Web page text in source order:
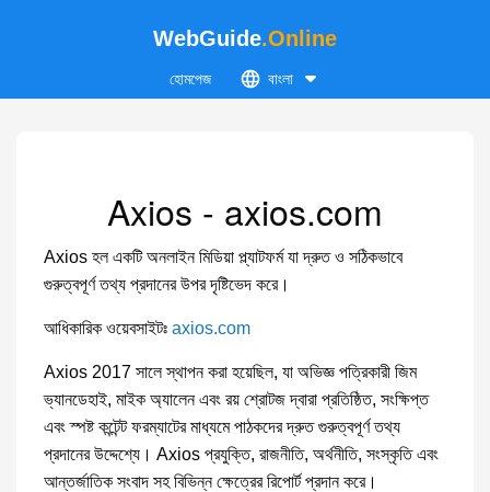
WebGuide.Online
হোমপেজ বাংলা
Axios - axios.com
Axios হল একটি অনলাইন মিডিয়া প্ল্যাটফর্ম যা দ্রুত ও সঠিকভাবে
গুরুত্বপূর্ণ তথ্য প্রদানের উপর দৃষ্টিভেদ করে।
আধিকারিক ওয়েবসাইটঃ axios.com
Axios 2017 সালে স্থাপন করা হয়েছিল, যা অভিজ্ঞ পত্রিকারী জিম
ভ্যানডেহাই, মাইক অ্যালেন এবং রয় শ্রোটজ দ্বারা প্রতিষ্ঠিত, সংক্ষিপ্ত
এবং স্পষ্ট কন্টেন্ট ফরম্যাটের মাধ্যমে পাঠকদের দ্রুত গুরুত্বপূর্ণ তথ্য
প্রদানের উদ্দেশ্যে। Axios প্রযুক্তি, রাজনীতি, অর্থনীতি, সংস্কৃতি এবং
আন্তর্জাতিক সংবাদ সহ বিভিন্ন ক্ষেত্রের রিপোর্ট প্রদান করে।